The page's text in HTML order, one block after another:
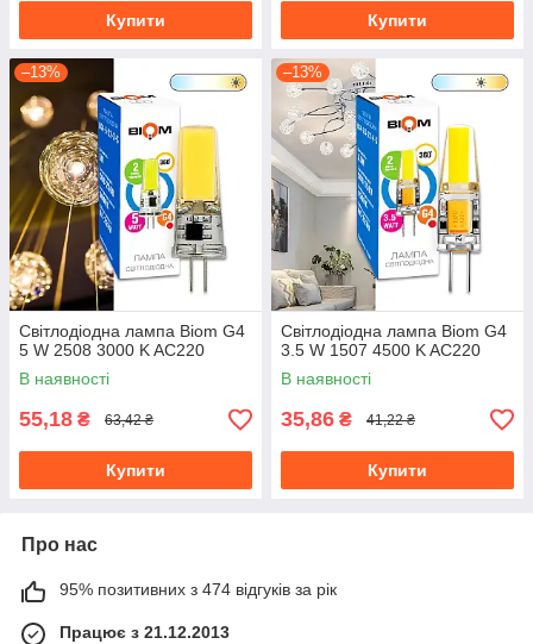
Купити Купити
–13%
Світлодіодна лампа Biom G4
5 W 2508 3000 K AC220
В наявності
55,18 ₴ 63,42 ₴
Купити
–13%
Світлодіодна лампа Biom G4
3.5 W 1507 4500 K AC220
В наявності
35,86 ₴ 41,22 ₴
Купити
Про нас
95% позитивних з 474 відгуків за рік
Працює з 21.12.2013